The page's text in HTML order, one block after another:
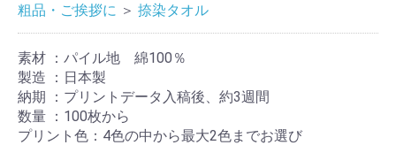
粗品・ご挨拶に ＞ 捺染タオル
素材 ：パイル地 綿100％
製造 ：日本製
納期 ：プリントデータ入稿後、約3週間
数量 ：100枚から
プリント色：4色の中から最大2色までお選び